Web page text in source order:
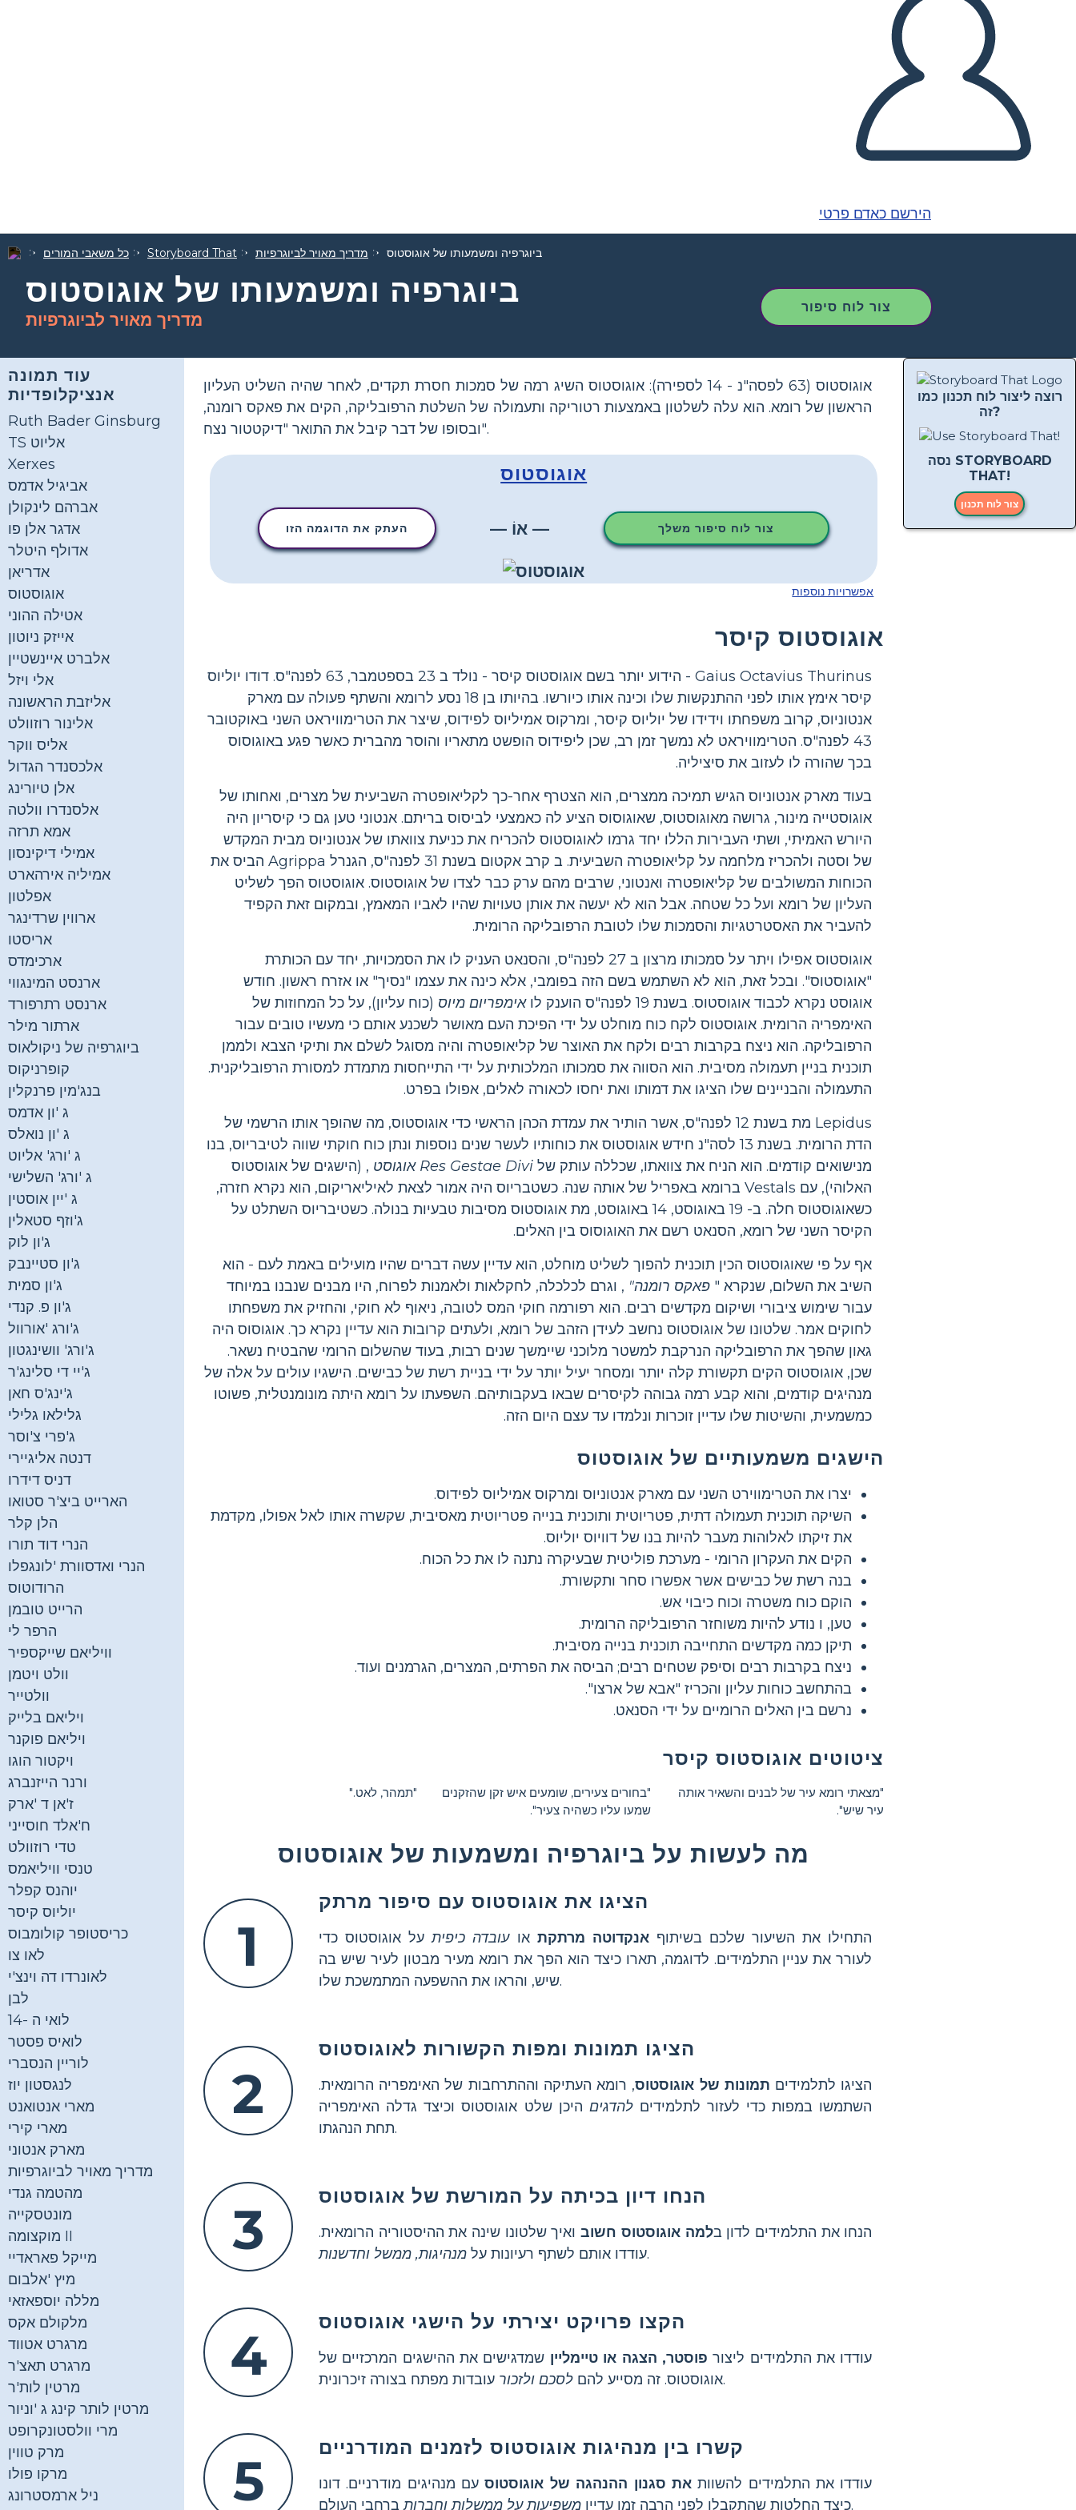
הירשם כאדם פרטי
כל משאבי המורים Storyboard That מדריך מאויר לביוגרפיות ביוגרפיה ומשמעותו של אוגוסטוס
ביוגרפיה ומשמעותו של אוגוסטוס
מדריך מאויר לביוגרפיות
צור לוח סיפור
עוד תמונה
אנציקלופדיות
Ruth Bader Ginsburg
TS אליוט
Xerxes
אביגיל אדמס
אברהם לינקולן
אדגר אלן פו
אדולף היטלר
אדריאן
אוגוסטוס
אטילה ההוני
אייזק ניוטון
אלברט איינשטיין
אלי ויזל
אליזבת הראשונה
אלינור רוזוולט
אליס ווקר
אלכסנדר הגדול
אלן טיורינג
אלסנדרו וולטה
אמא תרזה
אמילי דיקינסון
אמיליה אירהארט
אפלטון
ארווין שרדינגר
אריסטו
ארכימדס
ארנסט המינגווי
ארנסט רתרפורד
ארתור מילר
ביוגרפיה של ניקולאוס
קופרניקוס
בנג'מין פרנקלין
ג 'ון אדמס
ג 'ון נואלס
ג 'ורג' אליוט
ג 'ורג' השלישי
ג 'יין אוסטין
ג'וזף סטאלין
ג'ון לוק
ג'ון סטיינבק
ג'ון סמית
ג'ון פ. קנדי
ג'ורג 'אורוול
ג'ורג' וושינגטון
ג'יי די סלינג'ר
ג'ינג'ס חאן
גלילאו גלילי
ג'פרי צ'וסר
דנטה אליגיירי
דניס דידרו
הארייט ביצ'ר סטואו
הלן קלר
הנרי דוד תורו
הנרי ואדסוורת 'לונגפלו
הרודוטוס
הרייט טובמן
הרפר לי
וויליאם שייקספיר
וולט ויטמן
וולטייר
ויליאם בלייק
ויליאם פוקנר
ויקטור הוגו
ורנר הייזנברג
ז'אן ד 'ארק
ח'אלד חוסייני
טדי רוזוולט
טנסי וויליאמס
יוהנס קפלר
יוליוס קיסר
כריסטופר קולומבוס
לאו צו
לאונרדו דה וינצ'י
לבן
לואי ה -14
לואיס פסטר
לוריין הנסברי
לנגסטון יוז
מארי אנטואנט
מארי קירי
מארק אנטוני
מדריך מאויר לביוגרפיות
מהטמה גנדי
מונטסקייה
מוקצומה II
מייקל פאראדיי
מיץ 'אלבום
מללה יוספאזאי
מלקולם אקס
מרגרט אטווד
מרגרט תאצ'ר
מרטין לות'ר
מרטין לותר קינג ג 'וניור
מרי וולסטונקרופט
מרק טווין
מרקו פולו
ניל ארמסטרונג
רוצה ליצור לוח תכנון כמו
זה?
נסה STORYBOARD
THAT!
צור לוח תכנון
אוגוסטוס (63 לפסה"נ - 14 לספירה): אוגוסטוס השיג רמה של סמכות חסרת תקדים, לאחר שהיה השליט העליון
הראשון של רומא. הוא עלה לשלטון באמצעות רטוריקה ותעמולה של השלטת הרפובליקה, הקים את פאקס רומנה,
ובסופו של דבר קיבל את התואר "דיקטטור נצח".
אוגוסטוס
העתק את הדוגמה הזו — אוֹ — צור לוח סיפור משלך
אפשרויות נוספות
אוגוסטוס קיסר
Gaius Octavius ​​Thurinus - הידוע יותר בשם אוגוסטוס קיסר - נולד ב 23 בספטמבר, 63 לפנה"ס. דודו יוליוס
קיסר אימץ אותו לפני ההתנקשות שלו וכינה אותו כיורשו. בהיותו בן 18 נסע לרומא והשתף פעולה עם מארק
אנטוניוס, קרוב משפחתו וידידו של יוליוס קיסר, ומרקוס אמיליוס לפידוס, שיצר את הטרימוויראט השני באוקטובר
43 לפנה"ס. הטרימוויראט לא נמשך זמן רב, שכן ליפידוס הופשט מתאריו והוסר מהברית כאשר פגע באוגוסוס
בכך שהורה לו לעזוב את סיציליה.
בעוד מארק אנטוניוס הגיש תמיכה ממצרים, הוא הצטרף אחר-כך לקליאופטרה השביעית של מצרים, ואחותו של
אוגוסטייה מינור, גרושה מאוגוסטוס, שאוגוסוס הציע לה כאמצעי לביסוס בריתם. אנטוני טען גם כי קיסריון היה
היורש האמיתי, ושתי העבירות הללו יחד גרמו לאוגוסטוס להכריח את כניעת צוואתו של אנטוניוס מבית המקדש
של וסטה ולהכריז מלחמה על קליאופטרה השביעית. ב קרב אקטום בשנת 31 לפנה"ס, הגנרל Agrippa הביס את
הכוחות המשולבים של קליאופטרה ואנטוני, שרבים מהם ערק כבר לצדו של אוגוסטוס. אוגוסטוס הפך לשליט
העליון של רומא ועל כל שטחה. אבל הוא לא יעשה את אותן טעויות שהיו לאביו המאמץ, ובמקום זאת הקפיד
להעביר את האסטרטגיות והסמכות שלו לטובת הרפובליקה הרומית.
אוגוסטוס אפילו ויתר על סמכותו מרצון ב 27 לפנה"ס, והסנאט העניק לו את הסמכויות, יחד עם הכותרת
"אוגוסטוס". ובכל זאת, הוא לא השתמש בשם הזה בפומבי, אלא כינה את עצמו "נסיך" או אזרח ראשון. חודש
אוגוסט נקרא לכבוד אוגוסטוס. בשנת 19 לפנה"ס הוענק לו
אימפריום מיוס (כוח עליון), על כל המחוזות של
האימפריה הרומית. אוגוסטוס לקח כוח מוחלט על ידי הפיכת העם מאושר לשכנע אותם כי מעשיו טובים עבור
הרפובליקה. הוא ניצח בקרבות רבים ולקח את האוצר של קליאופטרה והיה מסוגל לשלם את ותיקי הצבא ולממן
תוכנית בניין תעמולה מסיבית. הוא הסווה את סמכותו המלכותית על ידי התייחסות מתמדת למסורת הרפובליקנית.
התעמולה והבניינים שלו הציגו את דמותו ואת יחסו לכאורה לאלים, אפולו בפרט.
Lepidus מת בשנת 12 לפנה"ס, אשר הותיר את עמדת הכהן הראשי כדי אוגוסטוס, מה שהופך אותו הרשמי של
הדת הרומית. בשנת 13 לסה"נ חידש אוגוסטוס את כוחותיו לעשר שנים נוספות ונתן כוח חוקתי שווה לטיבריוס, בנו
מנישואים קודמים. הוא הניח את צוואתו, שכללה עותק של Res Gestae Divi אוגוסט
, (הישגים של אוגוסטוס
האלוהי), עם Vestals ברומא באפריל של אותה שנה. כשטבריוס היה אמור לצאת לאיליאריקום, הוא נקרא חזרה,
כשאוגוסטוס חלה. ב- 19 באוגוסט, 14 באוגוסט, מת אוגוסטוס מסיבות טבעיות בנולה. כשטיבריוס השתלט על
הקיסר השני של רומא, הסנאט רשם את האוגוסוס בין האלים.
אף על פי שאוגוסטוס הכין תוכנית להפוך לשליט מוחלט, הוא עדיין עשה דברים שהיו מועילים באמת לעם - הוא
השיב את השלום, שנקרא " פאקס רומנה" , וגרם לכלכלה, לחקלאות ולאמנות לפרוח, היו מבנים שנבנו במיוחד
עבור שימוש ציבורי ושיקום מקדשים רבים. הוא רפורמה חוקי המס לטובה, ניאוף לא חוקי, והחזיק את משפחתו
לחוקים אמר. שלטונו של אוגוסטוס נחשב לעידן הזהב של רומא, ולעתים קרובות הוא עדיין נקרא כך. אוגוסוס היה
גאון שהפך את הרפובליקה הנרקבת למשטר מלוכני שיימשך שנים רבות, בעוד שהשלום הרומי שהבטיח נשאר.
שכן, אוגוסטוס הקים תקשורת קלה יותר ומסחר יעיל יותר על ידי בניית רשת של כבישים. הישגיו עולים על אלה של
מנהיגים קודמים, והוא קבע רמה גבוהה לקיסרים שבאו בעקבותיהם. השפעתו על רומא היתה מונומנטלית, פשוטו
כמשמעית, והשיטות שלו עדיין זוכרות ונלמדו עד עצם היום הזה.
הישגים משמעותיים של אוגוסטוס
יצרו את הטרימווירט השני עם מארק אנטוניוס ומרקוס אמיליוס לפידוס.
השיקה תוכנית תעמולה דתית, פטריוטית ותוכנית בנייה פטריוטית מאסיבית, שקשרה אותו לאל אפולו, מקדמת
את זיקתו לאלוהות מעבר להיות בנו של דוויוס יוליוס.
הקים את העקרון הרומי - מערכת פוליטית שבעיקרה נתנה לו את כל הכוח.
בנה רשת של כבישים אשר אפשרו סחר ותקשורת.
הוקם כוח משטרה וכוח כיבוי אש.
טען, ו נודע להיות משוחזר הרפובליקה הרומית.
תיקן כמה מקדשים התחייבה תוכנית בנייה מסיבית.
ניצח בקרבות רבים וסיפק שטחים רבים; הביסה את הפרתים, המצרים, הגרמנים ועוד.
בהתחשב כוחות עליון והכריז "אבא של ארצו".
נרשם בין האלים הרומיים על ידי הסנאט.
ציטוטים אוגוסטוס קיסר
"מצאתי רומא עיר של לבנים והשאיר אותה
עיר שיש".
"בחורים צעירים, שומעים איש זקן שהזקנים
שמעו עליו כשהיה צעיר".
"תמהר, לאט."
מה לעשות על ביוגרפיה ומשמעות של אוגוסטוס
1
הציגו את אוגוסטוס עם סיפור מרתק
התחילו את השיעור שלכם בשיתוףאנקדוטה מרתקת אועובדה כיפיתעל אוגוסטוס כדי
לעורר את עניין התלמידים. לדוגמה, תארו כיצד הוא הפך את רומא מעיר מבטון לעיר שיש בה
שיש, והראו את ההשפעה המתמשכת שלו.
2
הציגו תמונות ומפות הקשורות לאוגוסטוס
הציגו לתלמידים תמונות של אוגוסטוס, רומא העתיקה וההתרחבות של האימפריה הרומאית.
השתמשו במפות כדי לעזור לתלמידיםלהדגים היכן שלט אוגוסטוס וכיצד גדלה האימפריה
תחת הנהגתו.
3
הנחו דיון בכיתה על המורשת של אוגוסטוס
הנחו את התלמידים לדון בלמה אוגוסטוס חשובואיך שלטונו שינה את ההיסטוריה הרומאית.
עודדו אותם לשתף רעיונות על מנהיגות, ממשל וחדשנות .
4
הקצו פרויקט יצירתי על הישגי אוגוסטוס
עודדו את התלמידים ליצור פוסטר, הצגה או טיימליין שמדגישים את ההישגים המרכזיים של
אוגוסטוס. זה מסייע להם לסכם ולזכור עובדות מפתח בצורה זיכרונית.
5
קשרו בין מנהיגות אוגוסטוס לזמנים המודרניים
עודדו את התלמידים להשוותאת סגנון ההנהגה של אוגוסטוסעם מנהיגים מודרניים. דונו
כיצד החלטות שהתקבלו לפני הרבה זמן עדיין משפיעות על ממשלות וחברות ברחבי העולם.